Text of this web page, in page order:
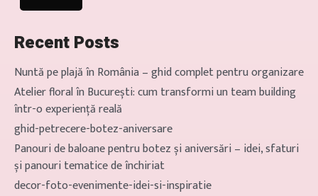
Recent Posts
Nuntă pe plajă în România – ghid complet pentru organizare
Atelier floral în București: cum transformi un team building
într-o experiență reală
ghid-petrecere-botez-aniversare
Panouri de baloane pentru botez și aniversări – idei, sfaturi
și panouri tematice de închiriat
decor-foto-evenimente-idei-si-inspiratie